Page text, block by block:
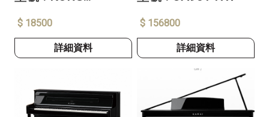
KONNECT
$ 18500
詳細資料
$ 156800
詳細資料